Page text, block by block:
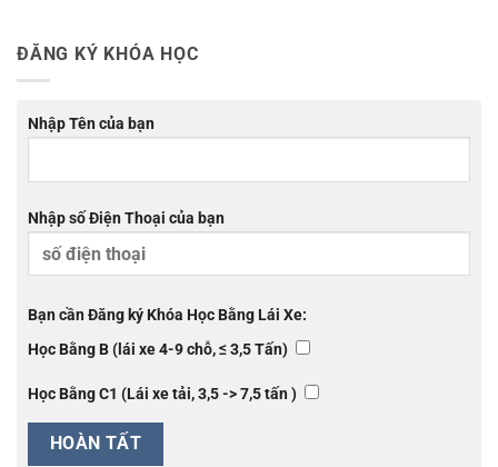
ĐĂNG KÝ KHÓA HỌC
Nhập Tên của bạn
Nhập số Điện Thoại của bạn
Bạn cần Đăng ký Khóa Học Bằng Lái Xe:
Học Bằng B (lái xe 4-9 chỗ, ≤ 3,5 Tấn)
Học Bằng C1 (Lái xe tải, 3,5 -> 7,5 tấn )